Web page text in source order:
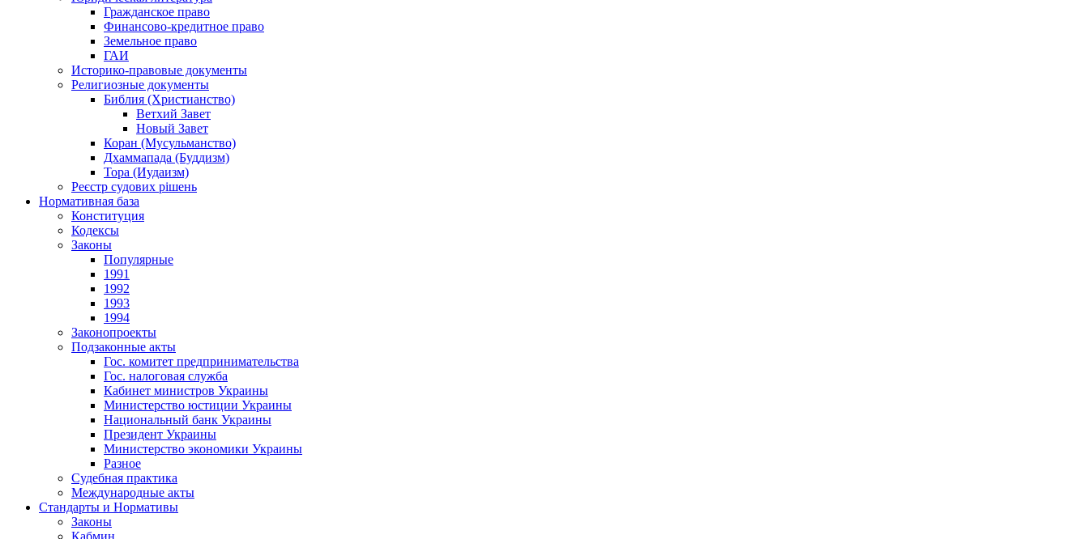
Гражданское право
Финансово-кредитное право
Земельное право
ГАИ
Историко-правовые документы
Религиозные документы
Библия (Христианство)
Ветхий Завет
Новый Завет
Коран (Мусульманство)
Дхаммапада (Буддизм)
Тора (Иудаизм)
Реєстр судових рішень
Нормативная база
Конституция
Кодексы
Законы
Популярные
1991
1992
1993
1994
Законопроекты
Подзаконные акты
Гос. комитет предпринимательства
Гос. налоговая служба
Кабинет министров Украины
Министерство юстиции Украины
Национальный банк Украины
Президент Украины
Министерство экономики Украины
Разное
Судебная практика
Международные акты
Стандарты и Нормативы
Законы
Кабмин